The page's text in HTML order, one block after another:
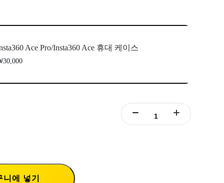
Ace Pro/Insta360 Ace 휴대 케이스
니에 넣기